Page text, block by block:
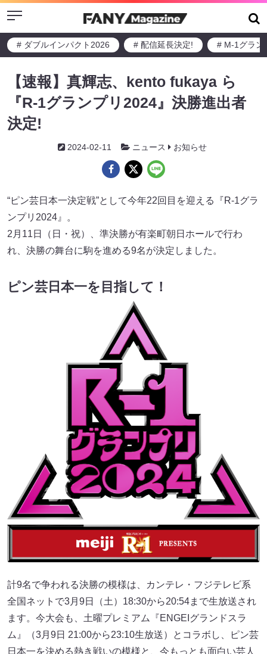
Menu
# ダブルインパクト2026 # 配信延長決定! # M-1グラン
【速報】真輝志、kento fukaya ら
『R-1グランプリ2024』決勝進出者
決定!
2024-02-11 ニュース お知らせ
“ピン芸日本一決定戦”として今年22回目を迎える『R-1グラ
ンプリ2024』。
2月11日（日・祝）、準決勝が有楽町朝日ホールで行わ
れ、決勝の舞台に駒を進める9名が決定しました。
ピン芸日本一を目指して！
計9名で争われる決勝の模様は、カンテレ・フジテレビ系
全国ネットで3月9日（土）18:30から20:54まで生放送され
ます。今大会も、土曜プレミアム『ENGEIグランドスラ
ム』（3月9日 21:00から23:10生放送）とコラボし、ピン芸
日本一を決める熱き戦いの模様と、今もっとも面白い芸人